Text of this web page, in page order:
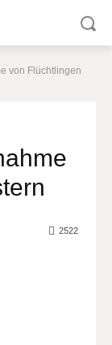
von Flüchtlingen
2522